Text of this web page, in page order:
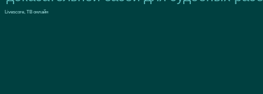
Livescore, ТВ онлайн